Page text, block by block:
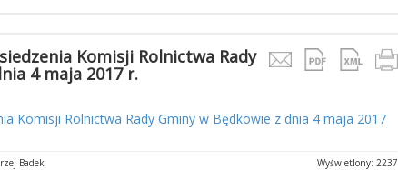
Komisji Rolnictwa Rady
4 maja 2017 r.
Komisji Rolnictwa Rady Gminy w Będkowie z dnia 4 maja 2017
Wyświetlony: 2237
Badek